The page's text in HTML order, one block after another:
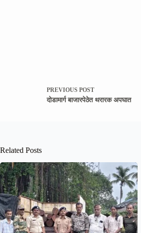
PREVIOUS POST
दोडामार्ग बाजारपेठेत थरारक अपघात
Related Posts